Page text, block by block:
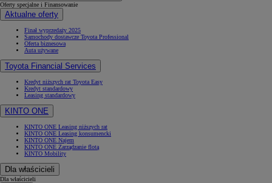
Oferty specjalne i Finansowanie
Aktualne oferty
Finał wyprzedaży 2025
Samochody dostawcze Toyota Professional
Oferta biznesowa
Auta używane
Toyota Financial Services
Kredyt niższych rat Toyota Easy
Kredyt standardowy
Leasing standardowy
KINTO ONE
KINTO ONE Leasing niższych rat
KINTO ONE Leasing konsumencki
KINTO ONE Najem
KINTO ONE Zarządzanie flotą
KINTO Mobility
Dla właścicieli
Dla właścicieli